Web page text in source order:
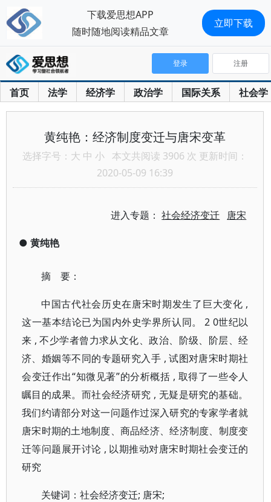
首页 法学 经济学 政治学 国际关系 社会学
登录 注册
黄纯艳：经济制度变迁与唐宋变革
选择字号： 大 中 小 本文共阅读 3906 次 更新时间：
2020-05-09 16:39
进入专题：社会经济变迁 唐宋
● 黄纯艳
摘 要：
中国古代社会历史在唐宋时期发生了巨大变化 ,
这一基本结论已为国内外史学界所认同。 2 0世纪以
来 , 不少学者曾力求从文化、政治、阶级、阶层、经
济、婚姻等不同的专题研究入手 , 试图对唐宋时期社
会变迁作出“知微见著”的分析概括 , 取得了一些令人
瞩目的成果。而社会经济研究 , 无疑是研究的基础。
我们约请部分对这一问题作过深入研究的专家学者就
唐宋时期的土地制度、商品经济、经济制度、制度变
迁等问题展开讨论 , 以期推动对唐宋时期社会变迁的
研究
关键词：社会经济变迁; 唐宋;
下载爱思想APP
随时随地阅读精品文章
立即下载